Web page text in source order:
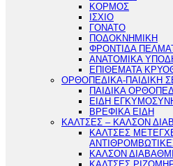
ΚΟΡΜΟΣ
ΙΣΧΙΟ
ΓΟΝΑΤΟ
ΠΟΔΟΚΝΗΜΙΚΗ
ΦΡΟΝΤΙΔΑ
ΑΝΑΤΟΜΙΚΑ
ΕΠΙΘΕΜΑΤΑ
ΟΡΘΟΠΕΔΙΚΑ-ΠΑΙΔΙΚΗ
ΠΑΙΔΙΚΑ
ΕΙΔΗ
ΒΡΕΦΙΚΑ ΕΙΔΗ
ΚΑΛΤΣΕΣ – ΚΑΛΣΟΝ
ΚΑΛΤΣΕΣ
ΚΑΛΣΟΝ